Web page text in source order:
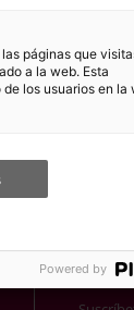
funerario,
que
páginas que
a la web. Esta
los usuarios en la
Powered by